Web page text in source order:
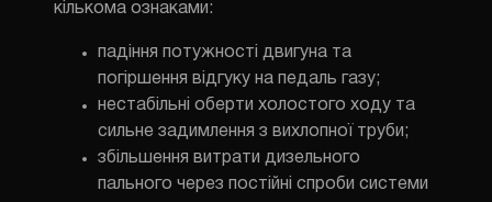
кількома ознаками:
падіння потужності двигуна та
погіршення відгуку на педаль газу;
нестабільні оберти холостого ходу та
сильне задимлення з вихлопної труби;
збільшення витрати дизельного
пального через постійні спроби системи